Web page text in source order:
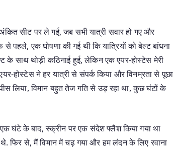
सीट पर ले गई, जब सभी यात्री सवार हो गए और
पहले, एक घोषणा की गई थी कि यात्रियों को बेल्ट बांधना
के साथ थोड़ी कठिनाई हुई, लेकिन एक एयर-होस्टेस मेरी
होस्टेस ने हर यात्री से संपर्क किया और विनम्रता से पूछा
लिया, विमान बहुत तेज गति से उड़ रहा था, कुछ घंटों के
एक घंटे के बाद, स्क्रीन पर एक संदेश फ्लैश किया गया था
फिर से, मैं विमान में चढ़ गया और हम लंदन के लिए रवाना